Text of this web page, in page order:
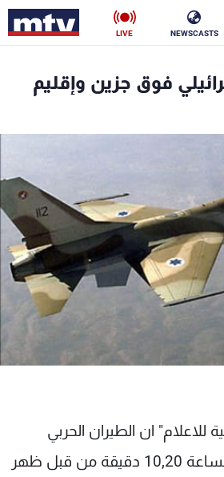
NEWSCASTS
LIVE
فوق جزين وإقليم
للاعلام" ان الطيران الحربي
الاسرائيلي حلق عند الساعة 10,20 دقيقة من قبل ظهر
رياضة
تواصل معنا